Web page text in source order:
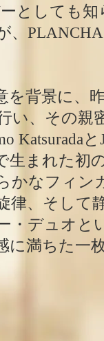
としても
、
を背景に、
い、その親
Katsuradaと
生まれた初
かなフィン
律、そして
・デュオと
に満ちた一